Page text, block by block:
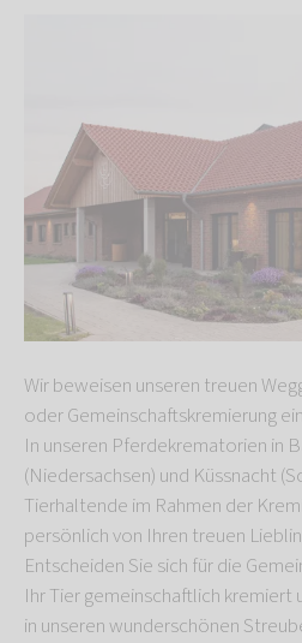
Wir beweisen unseren treuen
oder Gemeinschaftskremierung
In unseren Pferdekrematorien in
(Niedersachsen) und Küssnacht
Tierhaltende im Rahmen der
persönlich von Ihren treuen
Entscheiden Sie sich für die
Ihr Tier gemeinschaftlich kremiert
in unseren wunderschönen